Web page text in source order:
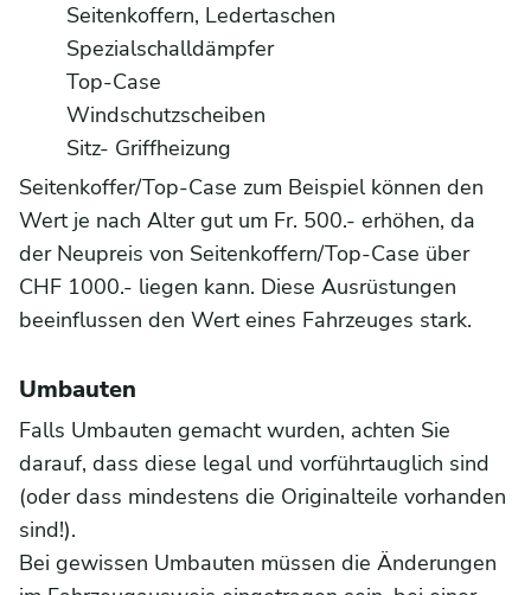
Seitenkoffern, Ledertaschen
Spezialschalldämpfer
Top-Case
Windschutzscheiben
Sitz- Griffheizung
Seitenkoffer/Top-Case zum Beispiel können den
Wert je nach Alter gut um Fr. 500.- erhöhen, da
der Neupreis von Seitenkoffern/Top-Case über
CHF 1000.- liegen kann. Diese Ausrüstungen
beeinflussen den Wert eines Fahrzeuges stark.
Umbauten
Falls Umbauten gemacht wurden, achten Sie
darauf, dass diese legal und vorführtauglich sind
(oder dass mindestens die Originalteile vorhanden
sind!).
Bei gewissen Umbauten müssen die Änderungen